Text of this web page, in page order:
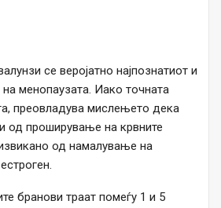
се веројатно најпознатиот и
на менопаузата. Иако точната
преовладува мислењето дека
од проширување на крвните
од намалување на
бранови траат помеѓу 1 и 5